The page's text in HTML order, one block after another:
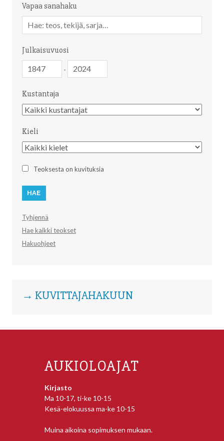
Vapaa sanahaku
sanahaku
Julkaisuvuosi
-
Kustantaja
Kustantaja
Kieli
Kieli
Teoksesta on kuvituksia
Tyhjennä
Hae kaikki teokset
Hakuohjeet
→ KUVITTAJAHAKUUN
AUKIOLOAJAT
Kirjasto
Ma 10-17, ti-ke 10-15
Kesä-elokuussa ma-ke 10-15
Muina aikoina sopimuksen mukaan.